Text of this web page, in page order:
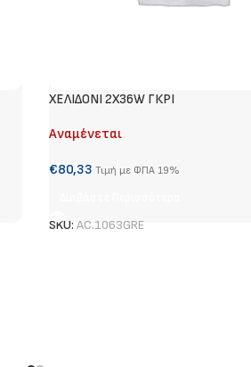
ΧΕΛΙΔΟΝΙ 2Χ36W ΓΚΡΙ
Αναμένεται
€80,33 Τιμή με ΦΠΑ 19%
SKU: AC.1063GRE